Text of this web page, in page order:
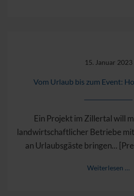
15. Januar 2023
Vom Urlaub bis zum Event:
Ein Projekt im Zillertal will
landwirtschaftlicher Betriebe
an Urlaubsgäste bringen...
Weiterlesen …